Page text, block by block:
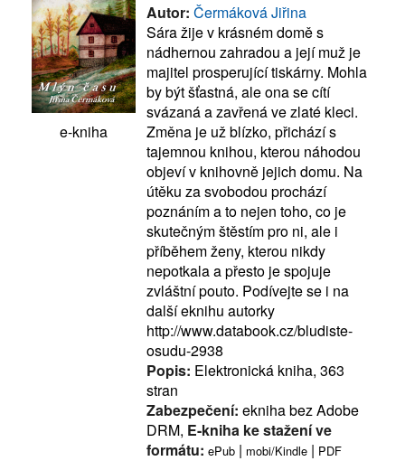
e-kniha
Autor: Čermáková Jiřina
Sára žije v krásném domě s
nádhernou zahradou a její muž je
majitel prosperující tiskárny. Mohla
by být šťastná, ale ona se cítí
svázaná a zavřená ve zlaté kleci.
Změna je už blízko, přichází s
tajemnou knihou, kterou náhodou
objeví v knihovně jejich domu. Na
útěku za svobodou prochází
poznáním a to nejen toho, co je
skutečným štěstím pro ni, ale i
příběhem ženy, kterou nikdy
nepotkala a přesto je spojuje
zvláštní pouto. Podívejte se i na
další eknihu autorky
http://www.databook.cz/bludiste-
osudu-2938
Popis: Elektronická kniha, 363
stran
Zabezpečení: ekniha bez Adobe
DRM, E-kniha ke stažení ve
formátu: ePub | mobi/Kindle | PDF